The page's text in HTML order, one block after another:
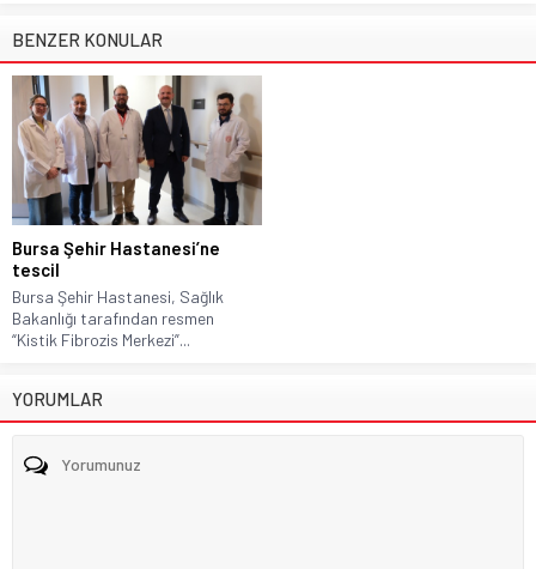
BENZER KONULAR
Bursa Şehir Hastanesi’ne
tescil
Bursa Şehir Hastanesi, Sağlık
Bakanlığı tarafından resmen
“Kistik Fibrozis Merkezi”...
YORUMLAR